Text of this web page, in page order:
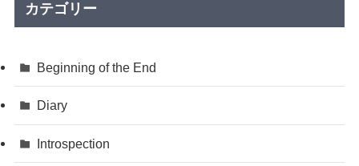
カテゴリー
Beginning of the End
Diary
Introspection